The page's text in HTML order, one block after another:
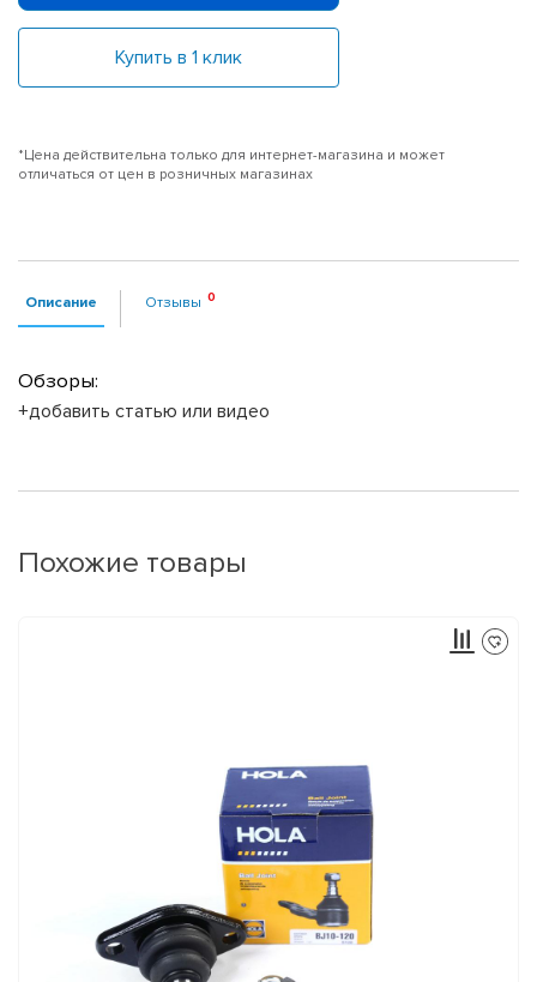
Купить в 1 клик
*Цена действительна только для интернет-магазина и может
отличаться от цен в розничных магазинах
Описание Отзывы
Обзоры:
+добавить статью или видео
Похожие товары